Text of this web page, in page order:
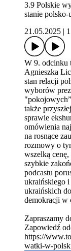
3.9 Polskie
stanie
21.05.2025
W 9. odcinku
Agnieszka
stan relacji
wyborów
także
sprawie
omówienia
na rosnące
rozmowy o
wszelką
szybkie
podcastu
ukraińskiego
ukraińskich
demokracji w
Zapraszamy
Zapowiedź
https://
watki-w-